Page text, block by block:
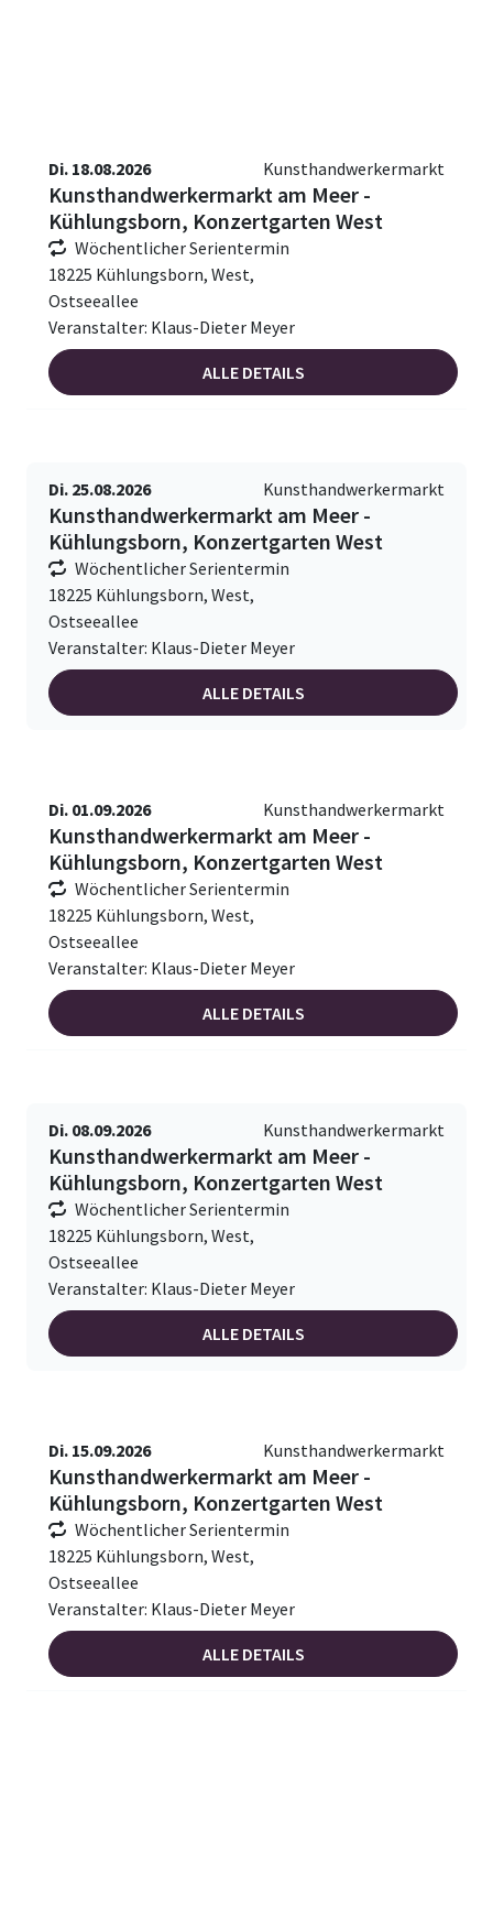
Di. 18.08.2026 Kunsthandwerkermarkt
Kunsthandwerkermarkt am Meer -
Kühlungsborn, Konzertgarten West
Wöchentlicher Serientermin
18225 Kühlungsborn, West,
Ostseeallee
Veranstalter: Klaus-Dieter Meyer
ALLE DETAILS
Di. 25.08.2026 Kunsthandwerkermarkt
Kunsthandwerkermarkt am Meer -
Kühlungsborn, Konzertgarten West
Wöchentlicher Serientermin
18225 Kühlungsborn, West,
Ostseeallee
Veranstalter: Klaus-Dieter Meyer
ALLE DETAILS
Di. 01.09.2026 Kunsthandwerkermarkt
Kunsthandwerkermarkt am Meer -
Kühlungsborn, Konzertgarten West
Wöchentlicher Serientermin
18225 Kühlungsborn, West,
Ostseeallee
Veranstalter: Klaus-Dieter Meyer
ALLE DETAILS
Di. 08.09.2026 Kunsthandwerkermarkt
Kunsthandwerkermarkt am Meer -
Kühlungsborn, Konzertgarten West
Wöchentlicher Serientermin
18225 Kühlungsborn, West,
Ostseeallee
Veranstalter: Klaus-Dieter Meyer
ALLE DETAILS
Di. 15.09.2026 Kunsthandwerkermarkt
Kunsthandwerkermarkt am Meer -
Kühlungsborn, Konzertgarten West
Wöchentlicher Serientermin
18225 Kühlungsborn, West,
Ostseeallee
Veranstalter: Klaus-Dieter Meyer
ALLE DETAILS